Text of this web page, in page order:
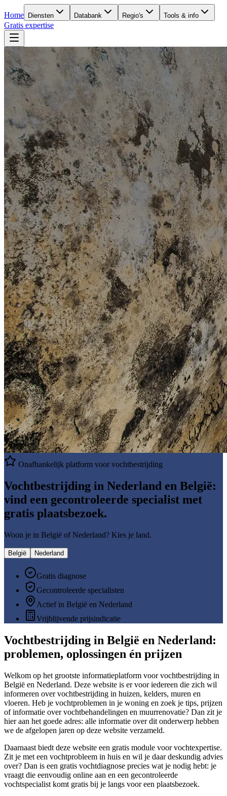
Home Diensten Databank Regio's Tools & info
Gratis expertise
Onafhankelijk platform voor vochtbestrijding
Vochtbestrijding in Nederland en België:
vind een gecontroleerde specialist met
gratis plaatsbezoek.
Woon je in België of Nederland? Kies je land.
België Nederland
Gratis diagnose
Gecontroleerde specialisten
Actief in België en Nederland
Vrijblijvende prijsindicatie
Vochtbestrijding in België en Nederland:
problemen, oplossingen én prijzen
Welkom op het grootste informatieplatform voor vochtbestrijding in
België en Nederland. Deze website is er voor iedereen die zich wil
informeren over vochtbestrijding in huizen, kelders, muren en
vloeren. Heb je vochtproblemen in je woning en zoek je tips, prijzen
of informatie over vochtbehandelingen en muurrenovatie? Dan zit je
hier aan het goede adres: alle informatie over dit onderwerp hebben
we de afgelopen jaren op deze website verzameld.
Daarnaast biedt deze website een gratis module voor vochtexpertise.
Zit je met een vochtprobleem in huis en wil je daar deskundig advies
over? Dan is een gratis vochtdiagnose precies wat je nodig hebt: je
vraagt die eenvoudig online aan en een gecontroleerde
vochtspecialist komt gratis bij je langs voor een plaatsbezoek.